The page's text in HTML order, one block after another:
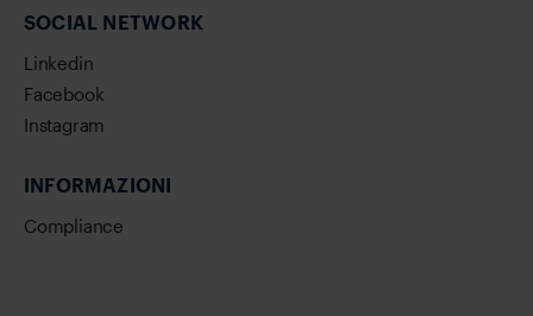
SOCIAL NETWORK
Linkedin
Facebook
Instagram
INFORMAZIONI
Compliance